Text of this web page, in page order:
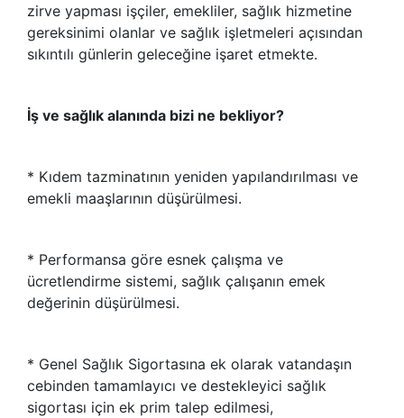
zirve yapması işçiler, emekliler, sağlık hizmetine
gereksinimi olanlar ve sağlık işletmeleri açısından
sıkıntılı günlerin geleceğine işaret etmekte.
İş ve sağlık alanında bizi ne bekliyor?
* Kıdem tazminatının yeniden yapılandırılması ve
emekli maaşlarının düşürülmesi.
* Performansa göre esnek çalışma ve
ücretlendirme sistemi, sağlık çalışanın emek
değerinin düşürülmesi.
* Genel Sağlık Sigortasına ek olarak vatandaşın
cebinden tamamlayıcı ve destekleyici sağlık
sigortası için ek prim talep edilmesi,